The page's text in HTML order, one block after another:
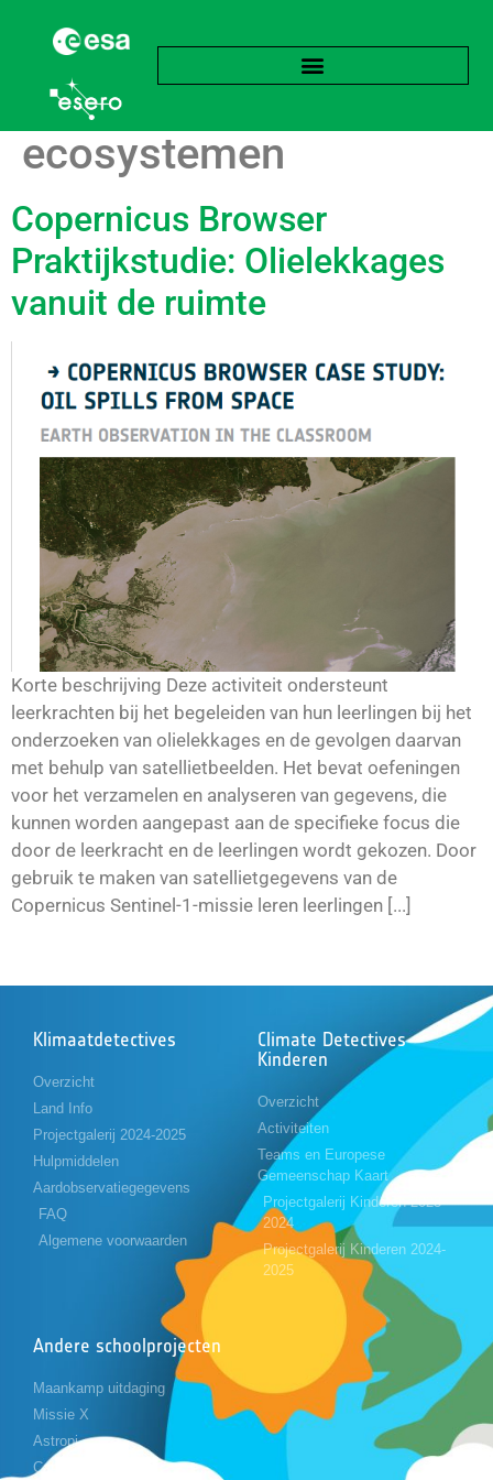
Label:
Mariene
ecosystemen
Copernicus Browser
Praktijkstudie: Olielekkages
vanuit de ruimte
Korte beschrijving Deze activiteit ondersteunt
leerkrachten bij het begeleiden van hun leerlingen bij het
onderzoeken van olielekkages en de gevolgen daarvan
met behulp van satellietbeelden. Het bevat oefeningen
voor het verzamelen en analyseren van gegevens, die
kunnen worden aangepast aan de specifieke focus die
door de leerkracht en de leerlingen wordt gekozen. Door
gebruik te maken van satellietgegevens van de
Copernicus Sentinel-1-missie leren leerlingen [...]
Klimaatdetectives
Overzicht
Land Info
Projectgalerij 2024-2025
Hulpmiddelen
Aardobservatiegegevens
FAQ
Algemene voorwaarden
Climate Detectives
Kinderen
Overzicht
Activiteiten
Teams en Europese
Gemeenschap Kaart
Projectgalerij Kinderen 2023-
2024
Projectgalerij Kinderen 2024-
2025
Andere schoolprojecten
Maankamp uitdaging
Missie X
Astropi
Cansat